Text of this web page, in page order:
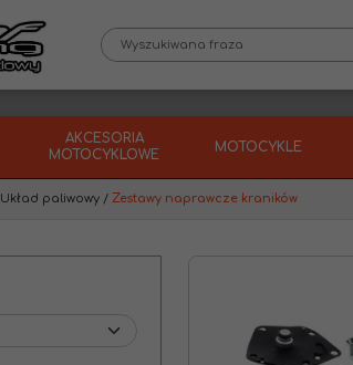
AKCESORIA
MOTOCYKLOWE
MOTOCYKLE
Układ paliwowy / Zestawy naprawcze kraników